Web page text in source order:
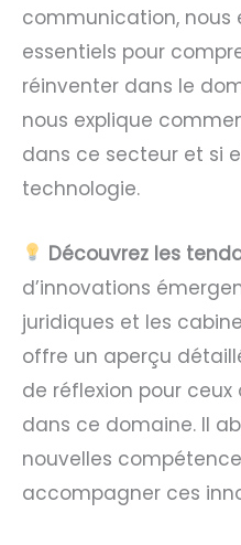
communication, nous
essentiels pour
réinventer dans le
nous explique
dans ce secteur et si
technologie.
Découvrez les
d’innovations
juridiques et les
offre un aperçu
de réflexion pour
dans ce domaine. Il
nouvelles
accompagner ces